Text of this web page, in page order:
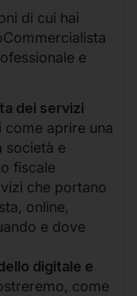
di cui hai
e
dei servizi
come aprire una
società e
fiscale
che portano
online,
e dove
digitale e
come